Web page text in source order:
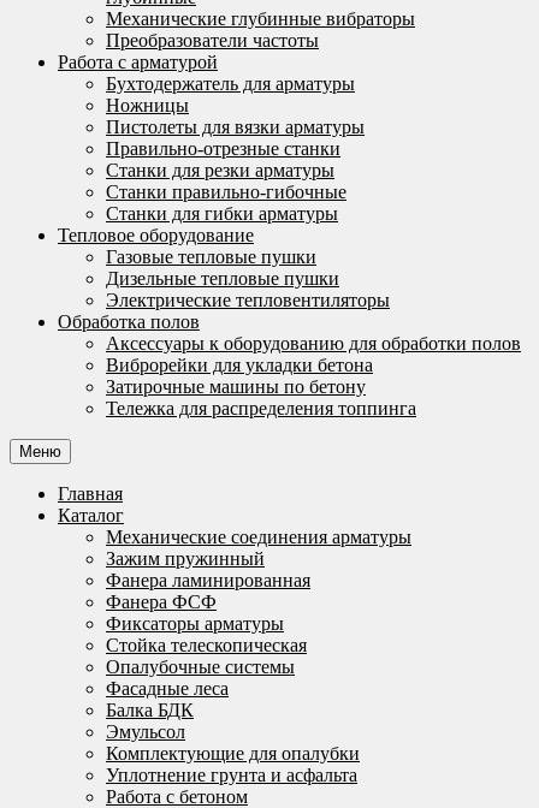
Механические глубинные вибраторы
Преобразователи частоты
Работа с арматурой
Бухтодержатель для арматуры
Ножницы
Пистолеты для вязки арматуры
Правильно-отрезные станки
Станки для резки арматуры
Станки правильно-гибочные
Станки для гибки арматуры
Тепловое оборудование
Газовые тепловые пушки
Дизельные тепловые пушки
Электрические тепловентиляторы
Обработка полов
Аксессуары к оборудованию для обработки полов
Виброрейки для укладки бетона
Затирочные машины по бетону
Тележка для распределения топпинга
Меню
Главная
Каталог
Механические соединения арматуры
Зажим пружинный
Фанера ламинированная
Фанера ФСФ
Фиксаторы арматуры
Стойка телескопическая
Опалубочные системы
Фасадные леса
Балка БДК
Эмульсол
Комплектующие для опалубки
Уплотнение грунта и асфальта
Работа с бетоном